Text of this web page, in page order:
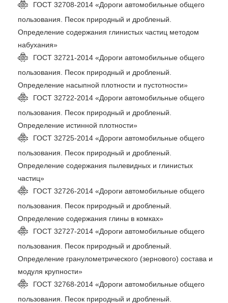
ГОСТ 32708-2014 «Дороги автомобильные общего
пользования. Песок природный и дробленый.
Определение содержания глинистых частиц методом
набухания»
ГОСТ 32721-2014 «Дороги автомобильные общего
пользования. Песок природный и дробленый.
Определение насыпной плотности и пустотности»
ГОСТ 32722-2014 «Дороги автомобильные общего
пользования. Песок природный и дробленый.
Определение истинной плотности»
ГОСТ 32725-2014 «Дороги автомобильные общего
пользования. Песок природный и дробленый.
Определение содержания пылевидных и глинистых
частиц»
ГОСТ 32726-2014 «Дороги автомобильные общего
пользования. Песок природный и дробленый.
Определение содержания глины в комках»
ГОСТ 32727-2014 «Дороги автомобильные общего
пользования. Песок природный и дробленый.
Определение гранулометрического (зернового) состава и
модуля крупности»
ГОСТ 32768-2014 «Дороги автомобильные общего
пользования. Песок природный и дробленый.